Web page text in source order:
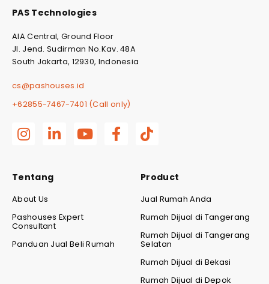
PAS Technologies
AIA Central, Ground Floor
Jl. Jend. Sudirman No.Kav. 48A
South Jakarta, 12930, Indonesia
cs@pashouses.id
+62855-7467-7401 (Call only)
Tentang
About Us
Pashouses Expert
Consultant
Panduan Jual Beli Rumah
Product
Jual Rumah Anda
Rumah Dijual di Tangerang
Rumah Dijual di Tangerang
Selatan
Rumah Dijual di Bekasi
Rumah Dijual di Depok